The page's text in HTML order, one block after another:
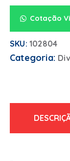
Cotação
SKU: 102804
Categoria: